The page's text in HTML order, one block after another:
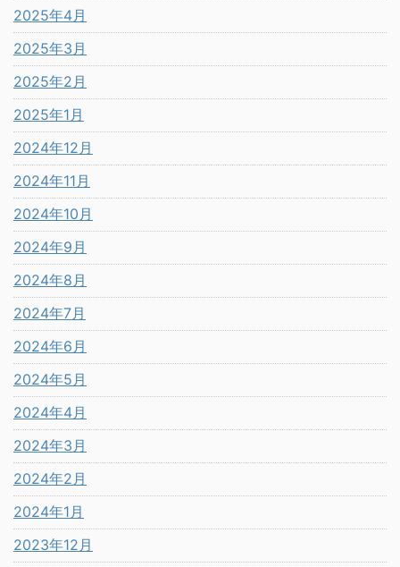
2025年4月
2025年3月
2025年2月
2025年1月
2024年12月
2024年11月
2024年10月
2024年9月
2024年8月
2024年7月
2024年6月
2024年5月
2024年4月
2024年3月
2024年2月
2024年1月
2023年12月